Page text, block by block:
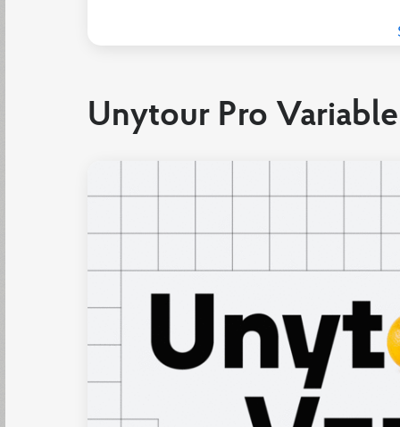
Unytour Pro Variable